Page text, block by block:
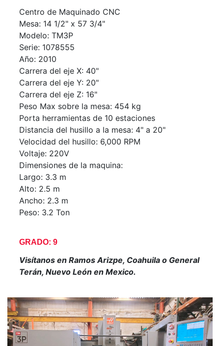
Centro de Maquinado CNC
Mesa: 14 1/2" x 57 3/4"
Modelo: TM3P
Serie: 1078555
Año: 2010
Carrera del eje X: 40"
Carrera del eje Y: 20"
Carrera del eje Z: 16"
Peso Max sobre la mesa: 454 kg
Porta herramientas de 10 estaciones
Distancia del husillo a la mesa: 4" a 20"
Velocidad del husillo: 6,000 RPM
Voltaje: 220V
Dimensiones de la maquina:
Largo: 3.3 m
Alto: 2.5 m
Ancho: 2.3 m
Peso: 3.2 Ton
GRADO: 9
Visítanos en Ramos Arizpe, Coahuila o General
Terán, Nuevo León en Mexico.